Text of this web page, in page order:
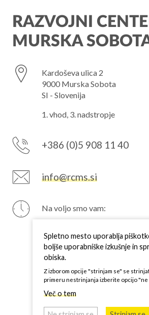
RAZVOJNI
MURSKA
Kardoševa ulica 2
9000 Murska Sobota
SI - Slovenija
1. vhod, 3. nadstropje
+386 (0)5 908 11 40
info@rcms.si
Na voljo smo vam:
TOR
7–15 h
SRE
7–15 h
ČET
PET
7–15 h
Spletno mesto uporablja
boljše uporabniške izkušnje in
obiska.
Z izborom opcije "strinjam se" se
primeru nestrinjanja izberite opcijo "ne
Več o tem